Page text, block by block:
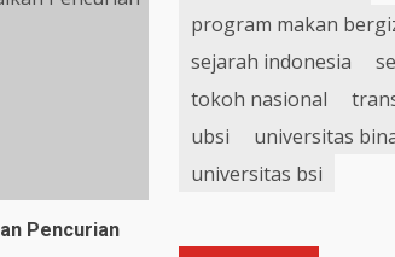
Pencurian
program makan
sejarah indonesia
tokoh nasional
ubsi
universitas
universitas bsi